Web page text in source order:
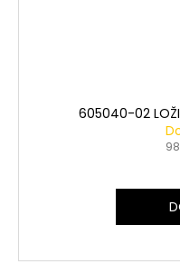
605040-02